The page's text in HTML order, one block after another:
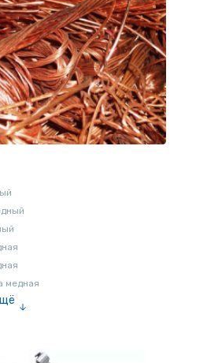
алюминиевый
алюминиевый
алюминиевый
алюминиевый
медная